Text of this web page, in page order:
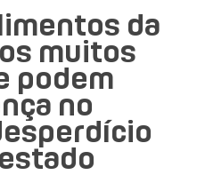
da
muitos
podem
no